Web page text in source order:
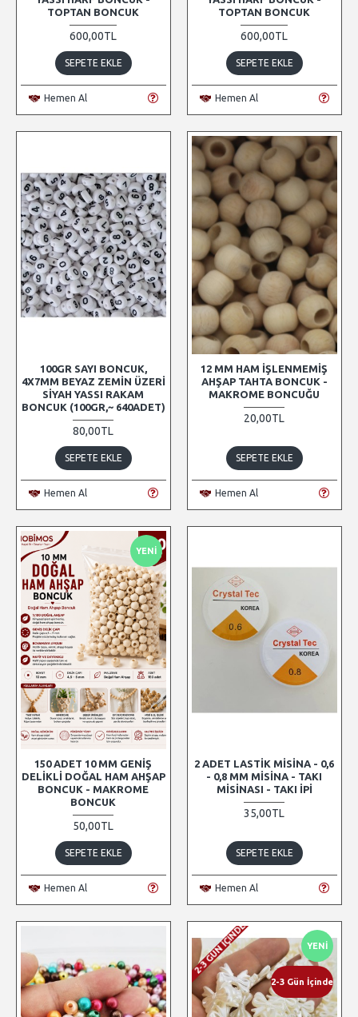
TOPTAN BONCUK
600,00TL
SEPETE EKLE
Hemen Al
TOPTAN BONCUK
600,00TL
SEPETE EKLE
Hemen Al
100GR SAYI BONCUK,
4X7MM BEYAZ ZEMIN ÜZERI
SIYAH YASSI RAKAM
BONCUK (100GR,~ 640ADET)
80,00TL
SEPETE EKLE
Hemen Al
12 MM HAM İŞLENMEMIŞ
AHŞAP TAHTA BONCUK -
MAKROME BONCUĞU
20,00TL
SEPETE EKLE
Hemen Al
YENI
150 ADET 10 MM GENIŞ
DELIKLI DOĞAL HAM AHŞAP
BONCUK - MAKROME
BONCUK
50,00TL
SEPETE EKLE
Hemen Al
2 ADET LASTIK MISINA - 0,6
- 0,8 MM MISINA - TAKI
MISINASI - TAKI İPI
35,00TL
SEPETE EKLE
Hemen Al
YENI
2-3 Gün İçinde
2-3 GÜN İÇINDE